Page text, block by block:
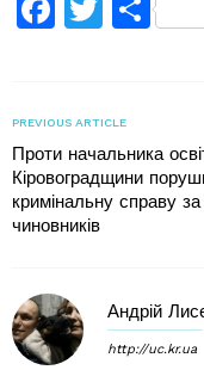
Facebook
Twitter
PREVIOUS ARTICLE
Проти начальника
Кіровоградщини
кримінальну справу
чиновників
Андрій
http://uc.kr.ua